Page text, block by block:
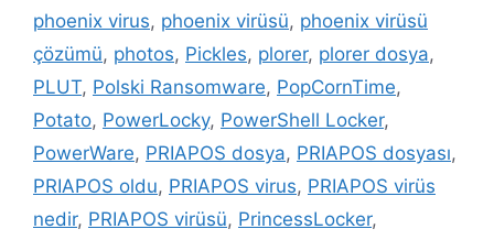
phoenix virus, phoenix virüsü, phoenix virüsü
çözümü, photos, Pickles, plorer, plorer dosya,
PLUT, Polski Ransomware, PopCornTime,
Potato, PowerLocky, PowerShell Locker,
PowerWare, PRIAPOS dosya, PRIAPOS dosyası,
PRIAPOS oldu, PRIAPOS virus, PRIAPOS virüs
nedir, PRIAPOS virüsü, PrincessLocker,